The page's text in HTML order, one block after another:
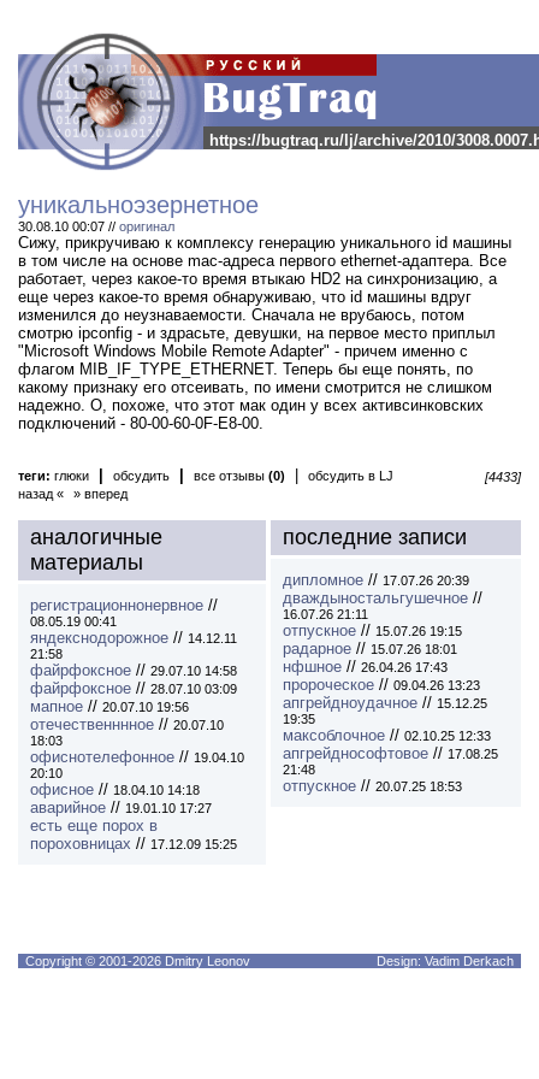
https://bugtraq.ru/lj/archive/2010/
уникальноэзернетное
30.08.10 00:07 // оригинал
Сижу, прикручиваю к комплексу генерацию уникального id машины
в том числе на основе mac-адреса первого ethernet-адаптера. Все
работает, через какое-то время втыкаю HD2 на синхронизацию, а
еще через какое-то время обнаруживаю, что id машины вдруг
изменился до неузнаваемости. Сначала не врубаюсь, потом
смотрю ipconfig - и здрасьте, девушки, на первое место приплыл
"Microsoft Windows Mobile Remote Adapter" - причем именно с
флагом MIB_IF_TYPE_ETHERNET. Теперь бы еще понять, по
какому признаку его отсеивать, по имени смотрится не слишком
надежно. О, похоже, что этот мак один у всех активсинковских
подключений - 80-00-60-0F-E8-00.
теги: глюки обсудить все отзывы (0) обсудить в LJ
[4433]
назад «
» вперед
аналогичные
материалы
регистрационнонервное //
08.05.19 00:41
яндекснодорожное // 14.12.11
21:58
файрфоксное // 29.07.10 14:58
файрфоксное // 28.07.10 03:09
мапное // 20.07.10 19:56
отечественннное // 20.07.10
18:03
офиснотелефонное // 19.04.10
20:10
офисное // 18.04.10 14:18
аварийное // 19.01.10 17:27
есть еще порох в
пороховницах // 17.12.09 15:25
последние записи
дипломное // 17.07.26 20:39
дваждыностальгушечное //
16.07.26 21:11
отпускное // 15.07.26 19:15
радарное // 15.07.26 18:01
нфшное // 26.04.26 17:43
пророческое // 09.04.26 13:23
апгрейдноудачное // 15.12.25
19:35
максоблочное // 02.10.25 12:33
апгрейднософтовое // 17.08.25
21:48
отпускное // 20.07.25 18:53
Copyright © 2001-2026 Dmitry Leonov Design: Vadim Derkach